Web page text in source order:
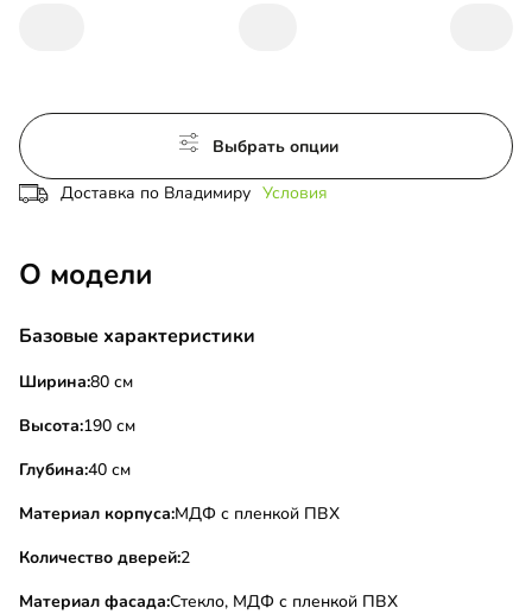
Выбрать опции
Доставка по Владимиру Условия
О модели
Базовые характеристики
Ширина:80 см
Высота:190 см
Глубина:40 см
Материал корпуса:МДФ с пленкой ПВХ
Количество дверей:2
Материал фасада:Стекло, МДФ с пленкой ПВХ